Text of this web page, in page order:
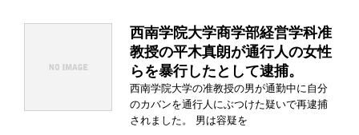
西南学院大学商学部経営学科准
教授の平木真朗が通行人の女性
らを暴行したとして逮捕。
西南学院大学の准教授の男が通勤中に自分
のカバンを通行人にぶつけた疑いで再逮捕
されました。 男は容疑を